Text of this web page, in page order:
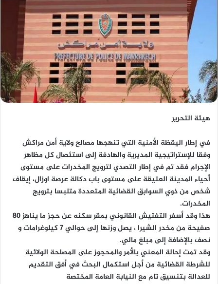
هيئة التحرير
في إطار اليقظة الأمنية التي تنهجها مصالح ولاية أمن مراكش
وفقا للإستراتيجية المديرية والهادفة إلى استئصال كل مظاهر
الإجرام فقد تم في إطار التصدي لترويج المخدرات على مستوى
أحياء المدينة العتيقة على مستوى باب دكالة عرصة اوزال، إيقاف
شخص من ذوي السوابق القضائية المتعددة متلبسا بترويج
المخدرات.
هذا وقد أسفر التفتيش القانوني بمقر سكنه عن حجز ما يناهز 80
صفيحة من مخدر الشيرا ، يصل وزنها إلى حوالي 7 كيلوغرامات و
نصف بالإضافة إلى مبلغ مالي.
وقد تمت إحالة المعني بالأمر والمحجوز على المصلحة الولائية
للشرطة القضائية من أجل استكمال البحث في أفق التقديم
للعدالة بتنسيق تام مع النيابة العامة المختصة